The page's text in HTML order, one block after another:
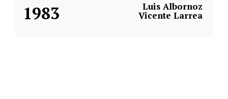
1983 Luis Albornoz
Vicente Larrea